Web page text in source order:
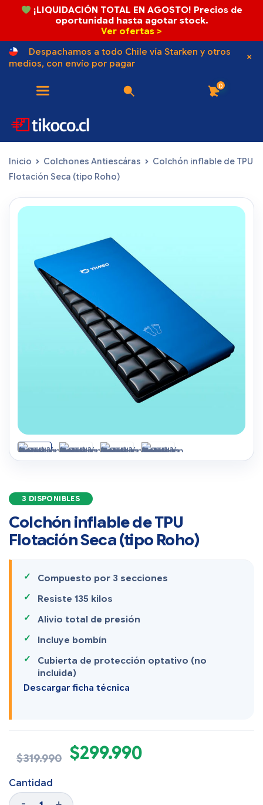
¡LIQUIDACIÓN TOTAL EN AGOSTO! Precios de
oportunidad hasta agotar stock.
Ver ofertas >
Despachamos a todo Chile vía Starken y otros
medios, con envío por pagar
0
Inicio Colchones Antiescáras
Colchón inflable de TPU
Flotación Seca (tipo Roho)
3 DISPONIBLES
Colchón inflable de TPU
Flotación Seca (tipo Roho)
Compuesto por 3 secciones
Resiste 135 kilos
Alivio total de presión
Incluye bombín
Cubierta de protección optativo (no
incluida)
Descargar ficha técnica
$319.990 $299.990
Cantidad